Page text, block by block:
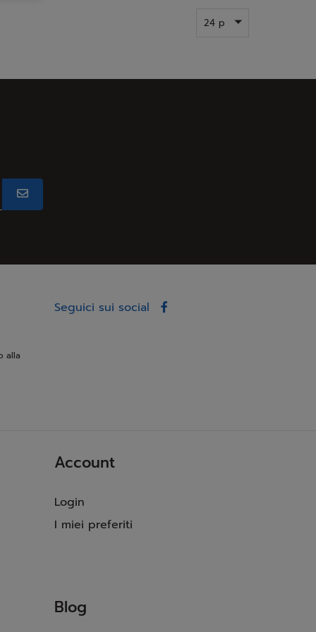
24 p
alla
Seguici sui social
Account
Login
I miei preferiti
Blog